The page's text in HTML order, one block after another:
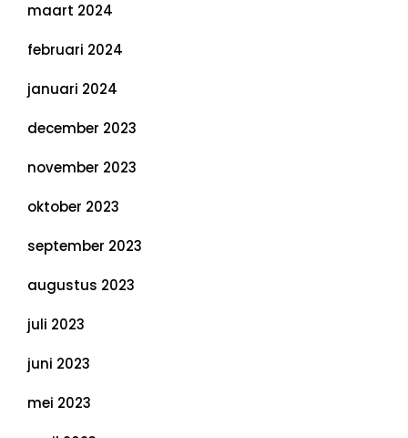
maart 2024
februari 2024
januari 2024
december 2023
november 2023
oktober 2023
september 2023
augustus 2023
juli 2023
juni 2023
mei 2023